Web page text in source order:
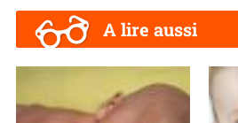
A lire aussi